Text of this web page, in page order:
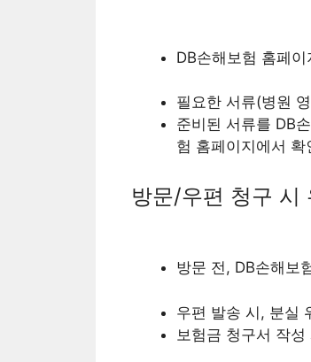
DB손해보험 홈페
필요한 서류(병원
준비된 서류를 DB
험 홈페이지에서
방문/우편 청구 시
방문 전, DB손해보
우편 발송 시, 분실
보험금 청구서 작